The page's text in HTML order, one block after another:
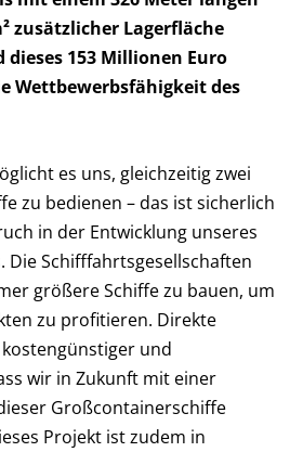
zusätzlicher Lagerfläche
153 Millionen Euro
Wettbewerbsfähigkeit des
es uns, gleichzeitig zwei
zu bedienen – das ist sicherlich
in der Entwicklung unseres
Die Schifffahrtsgesellschaften
größere Schiffe zu bauen, um
zu profitieren. Direkte
und
wir in Zukunft mit einer
Großcontainerschiffe
Projekt ist zudem in